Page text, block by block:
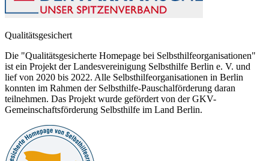
Qualitätsgesichert
Die "Qualitätsgesicherte Homepage bei Selbsthilfeorganisationen"
ist ein Projekt der Landesvereinigung Selbsthilfe Berlin e. V. und
lief von 2020 bis 2022. Alle Selbsthilfeorganisationen in Berlin
konnten im Rahmen der Selbsthilfe-Pauschalförderung daran
teilnehmen. Das Projekt wurde gefördert von der GKV-
Gemeinschaftsförderung Selbsthilfe im Land Berlin.